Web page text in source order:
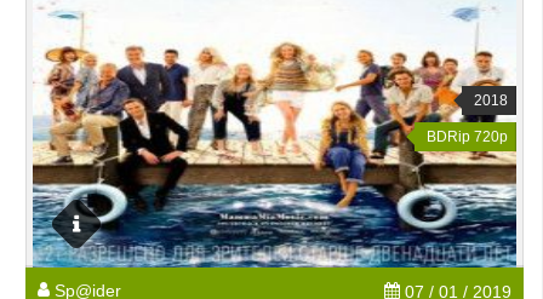
2018
BDRip 720p
Sp@ider 07 / 01 / 2019